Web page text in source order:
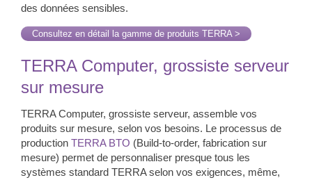
des données sensibles.
Consultez en détail la gamme de produits TERRA >
TERRA Computer, grossiste serveur
sur mesure
TERRA Computer, grossiste serveur, assemble vos
produits sur mesure, selon vos besoins. Le processus de
production TERRA BTO (Build-to-order, fabrication sur
mesure) permet de personnaliser presque tous les
systèmes standard TERRA selon vos exigences, même,